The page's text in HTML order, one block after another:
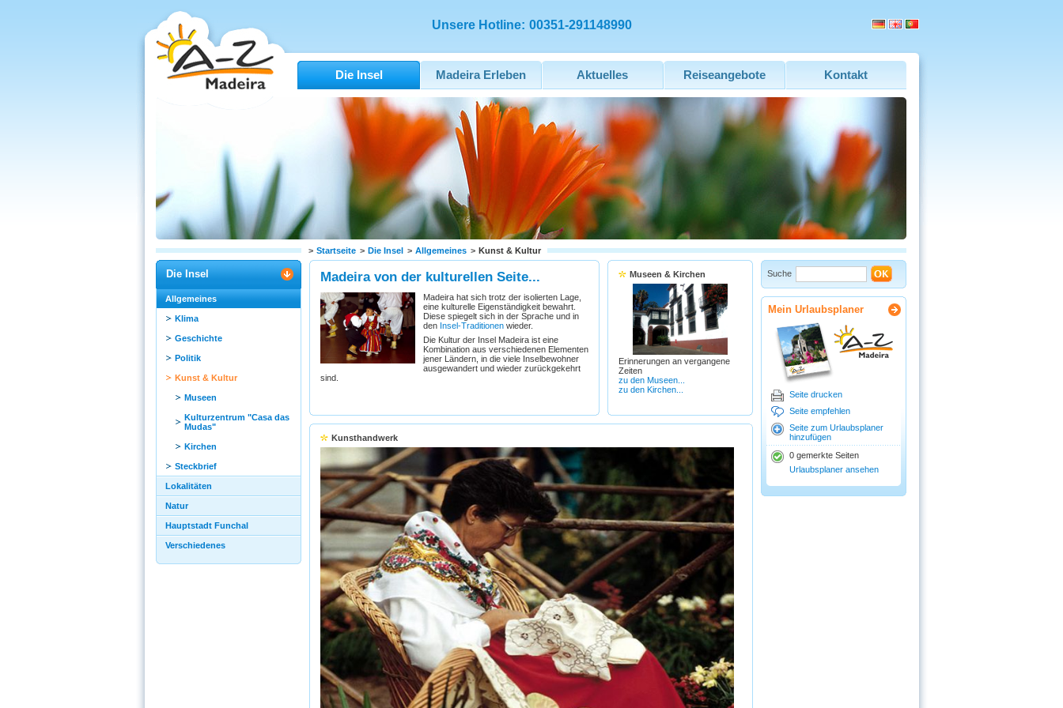
Unsere Hotline: 00351-291148990
Die Insel Madeira Erleben Aktuelles Reiseangebote Kontakt
> Startseite > Die Insel > Allgemeines > Kunst & Kultur
Die Insel
Allgemeines
Klima
Geschichte
Politik
Kunst & Kultur
Museen
Kulturzentrum "Casa das
Mudas"
Kirchen
Steckbrief
Lokalitäten
Natur
Hauptstadt Funchal
Verschiedenes
Madeira von der kulturellen Seite...
Madeira hat sich trotz der isolierten Lage,
eine kulturelle Eigenständigkeit bewahrt.
Diese spiegelt sich in der Sprache und in
den Insel-Traditionenwieder.
Die Kultur der Insel Madeira ist eine
Kombination aus verschiedenen Elementen
jener Ländern, in die viele Inselbewohner
ausgewandert und wieder zurückgekehrt
sind.
Museen & Kirchen
Erinnerungen an vergangene
Zeiten
zu den Museen...
zu den Kirchen...
Kunsthandwerk
Suche
Mein Urlaubsplaner
Seite drucken
Seite empfehlen
Seite zum Urlaubsplaner
hinzufügen
0 gemerkte Seiten
Urlaubsplaner ansehen